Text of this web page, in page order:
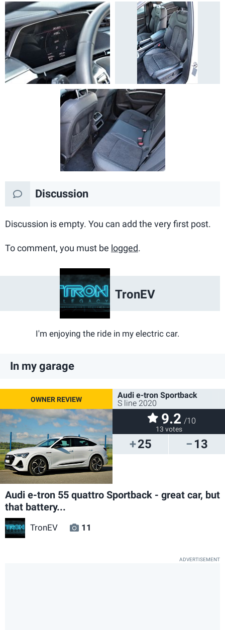
Discussion
Discussion is empty. You can add the very first post.
To comment, you must be logged.
TronEV
I'm enjoying the ride in my electric car.
In my garage
25 13
Audi e-tron Sportback
S line 2020
9.2 /10
13 votes
Audi e-tron 55 quattro Sportback - great car, but
that battery...
TronEV 11